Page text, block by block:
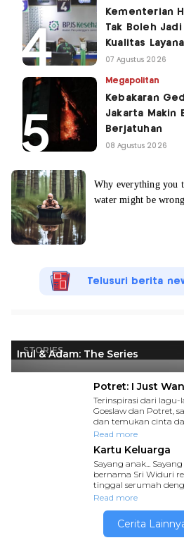
Kementerian
Tak Boleh
Kualitas
07 Agustus 2026
Megapolitan
Kebakaran
Jakarta Makin
Berjatuhan
08 Agustus 2026
Telusuri berita